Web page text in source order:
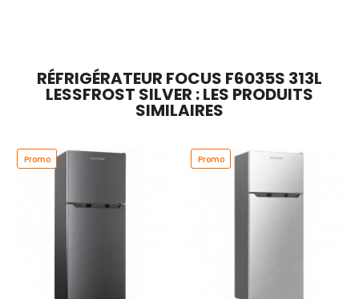
RÉFRIGÉRATEUR FOCUS F6035S 313L
LESSFROST SILVER : LES PRODUITS
SIMILAIRES
Promo Promo